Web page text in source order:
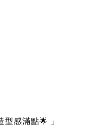
型感滿點🌟 」